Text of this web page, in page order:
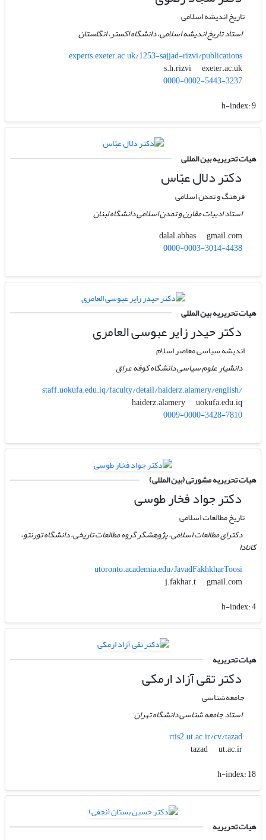
تاریخ اندیشه اسلامی
استاد تاریخ اندیشه اسلامی، دانشگاه اکستر، انگلستان
experts.exeter.ac.uk/1253-sajjad-rizvi/publications
s.h.rizvi
exeter.ac.uk
0000-0002-5443-3237
h-index:9
هیات تحریریه بین المللی
دکتر دلال عبّاس
فرهنگ و تمدن اسلامی
استاد ادبیات مقارن و تمدن اسلامی دانشگاه لبنان
dalal.abbas
gmail.com
0000-0003-3014-4438
هیات تحریریه بین المللی
دکتر حیدر زایر عبوسی العامری
اندیشه سیاسی معاصر اسلام
دانشیار علوم سیاسی دانشگاه کوفه عراق
staff.uokufa.edu.iq/faculty/detail/haiderz.alamery/english/
haiderz.alamery
uokufa.edu.iq
0009-0000-3428-7810
هیات تحریریه مشورتی (بین المللی)
دکتر جواد فخار طوسی
تاریخ مطالعات اسلامی
دکترای مطالعات اسلامی، پژوهشگر گروه مطالعات تاریخی، دانشگاه تورنتو،
کانادا
utoronto.academia.edu/JavadFakhkharToosi
j.fakhar.t
gmail.com
h-index:4
هیات تحریریه
دکتر تقی آزاد ارمکی
جامعه‌شناسی
استاد جامعه شناسی دانشگاه تهران
rtis2.ut.ac.ir/cv/tazad
tazad
ut.ac.ir
h-index:18
هیات تحریریه